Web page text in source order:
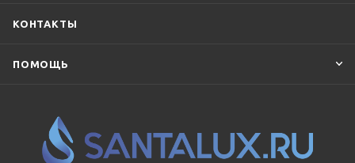
КОНТАКТЫ
ПОМОЩЬ